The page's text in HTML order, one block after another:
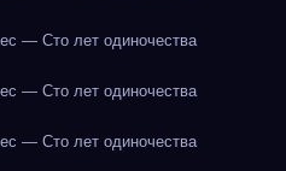
— Сто лет одиночества
— Сто лет одиночества
— Сто лет одиночества